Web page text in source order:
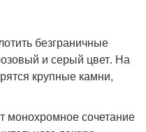
безграничные
и серый цвет. На
крупные камни,
монохромное сочетание